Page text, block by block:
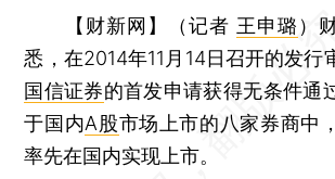
【财新网】（记者 王申璐 ）
悉，在2014年11月14日召开的发行
国信证券的首发申请获得无条件通
于国内A股市场上市的八家券商中
率先在国内实现上市。